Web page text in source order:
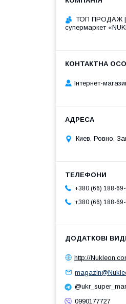
ТОП ПРОДАЖ |
супермаркет
Інтернет-
Киев, Ровно,
+380 (66) 188-
+380 (66) 188-
http://
0990177727